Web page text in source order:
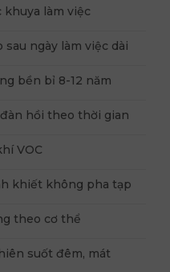
khuya làm việc
sau ngày làm việc dài
bền bỉ 8-12 năm
hồi theo thời gian
VOC
khiết không pha tạp
theo cơ thể
suốt đêm, mát